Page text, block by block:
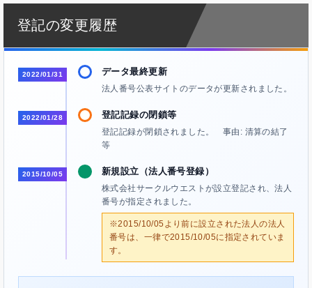
登記の変更履歴
2022/01/31 データ最終更新
法人番号公表サイトのデータが更新されました。
2022/01/28 登記記録の閉鎖等
登記記録が閉鎖されました。 事由: 清算の結了
等
2015/10/05 新規設立（法人番号登録）
株式会社サークルウエストが設立登記され、法人
番号が指定されました。
※2015/10/05より前に設立された法人の法人
番号は、一律で2015/10/05に指定されていま
す。